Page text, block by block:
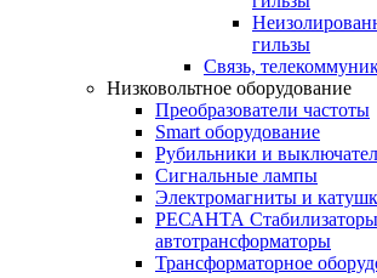
гильзы
Связь,
Низковольтное оборудование
Преобразователи частоты
Smart оборудование
Рубильники и
Сигнальные лампы
Электромагниты и
РЕСАНТА
автотрансформаторы
Трансформаторное